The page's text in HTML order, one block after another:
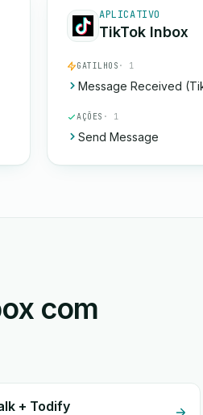
APLICATIVO
TikTok Inbox
GATILHOS · 1
Message Received
AÇÕES · 1
Send Message
com
+ Todify